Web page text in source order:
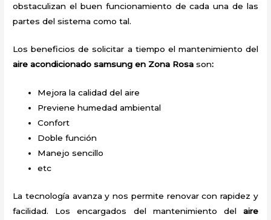
obstaculizan el buen funcionamiento de cada una de las
partes del sistema como tal.
Los beneficios de solicitar a tiempo el mantenimiento del
aire acondicionado samsung en Zona Rosason:
Mejora la calidad del aire
Previene humedad ambiental
Confort
Doble función
Manejo sencillo
etc
La tecnología avanza y nos permite renovar con rapidez y
facilidad. Los encargados del mantenimiento del aire